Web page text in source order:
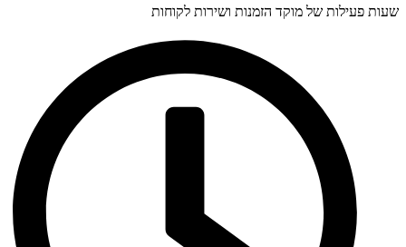
פעילות של מוקד הזמנות ושירות לקוחות